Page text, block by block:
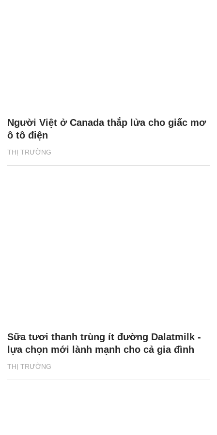
THỊ TRƯỜNG
Người Việt ở Canada thắp lửa cho giấc mơ
ô tô điện
THỊ TRƯỜNG
Sữa tươi thanh trùng ít đường Dalatmilk -
lựa chọn mới lành mạnh cho cả gia đình